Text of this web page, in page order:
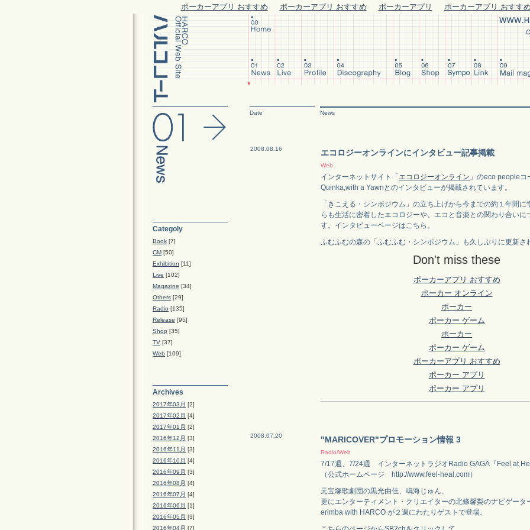
ポーカーアプリ おすすめ ポーカーアプリ おすすめ ポーカーアプリ ポーカーアプリ おすすめ
Categoly
Book [7]
CM [50]
Exhibition [11]
Live [102]
Magazine [34]
Others [29]
Radio [135]
Release [95]
Shop [35]
TV [37]
Web [109]
Archives
2017年03月 [2]
2017年02月 [4]
2017年01月 [2]
2016年12月 [3]
2016年11月 [3]
2016年10月 [4]
2016年09月 [3]
2016年08月 [4]
2016年07月 [4]
2016年06月 [1]
2016年05月 [3]
2016年04月 [7]
Date News
2008.08.16 エコロジーオンラインにインタビュー記事掲載
Web
インターネットサイト「 エコロジーオンライン 」のeco peopleコ
Quinka,with a Yawnとのインタビューが掲載されています。
「きこえる・シンポジウム」の立ち上げから今までの約１年間
らも生活に密着したエコロジーや、エコと音楽との関わり合いに
す。インタビューページはこちら。
ふむふむの森の「ふむふむ・シンポジウム」も久しぶりに更新さ
Don't miss these
ポーカーアプリ おすすめ
ポーカー オンライン
ポーカー
ポーカー ゲーム
ポーカー
ポーカー ゲーム
ポーカーアプリ おすすめ
ポーカー アプリ
ポーカー アプリ
2008.07.20 "MARICOVER"プロモーション情報 3
Radio/Web
7/17週、7/24週 インターネットラジオRadio GAGA『Feel at
（公式ホームページ http://www.feel-heal.com）
元宝塚歌劇団の黒光由佳、鳴海じゅん、
更にエンターティメント・クリエイターの北條馨梨のナビゲータ
erimba with HARCO が２週にわたりゲストで登場。